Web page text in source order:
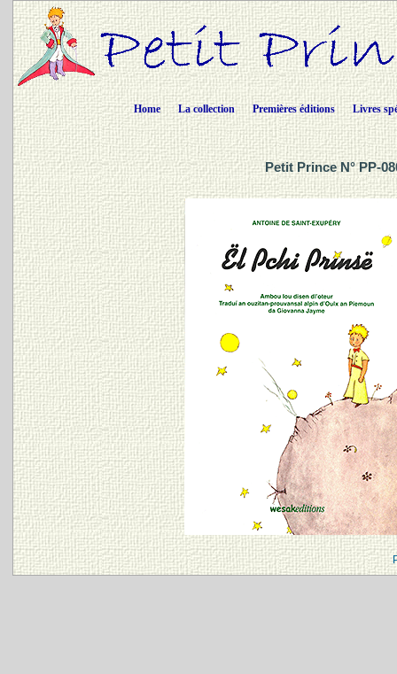
Home La collection Premières éditions Livres
Petit Prince N° PP-